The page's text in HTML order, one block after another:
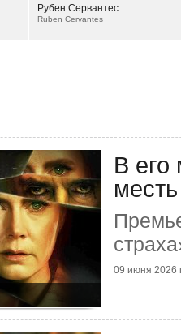
Рубен Сервантес
Ruben Cervantes
В
месть
09 июня 2026